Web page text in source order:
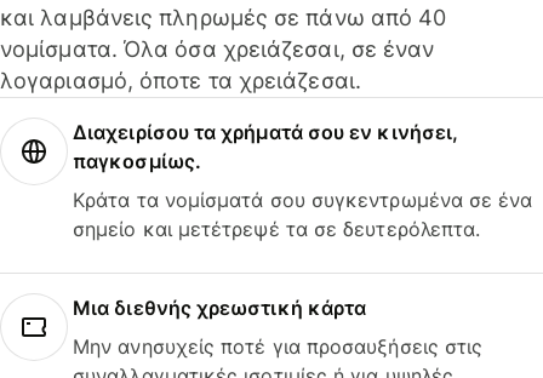
και λαμβάνεις πληρωμές σε πάνω από 40
νομίσματα. Όλα όσα χρειάζεσαι, σε έναν
λογαριασμό, όποτε τα χρειάζεσαι.
Διαχειρίσου τα χρήματά σου εν κινήσει,
παγκοσμίως.
Κράτα τα νομίσματά σου συγκεντρωμένα σε ένα
σημείο και μετέτρεψέ τα σε δευτερόλεπτα.
Μια διεθνής χρεωστική κάρτα
Μην ανησυχείς ποτέ για προσαυξήσεις στις